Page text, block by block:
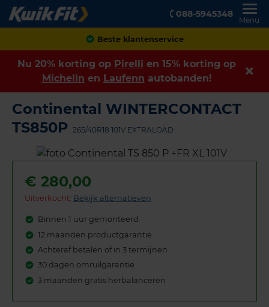
088-5945348
Menu
Achteraf betalen
Nu 20% korting op Pirelli en 15% korting op
Michelin en Laufenn autobanden!
Continental WINTERCONTACT
TS850P 265/40R18 101V EXTRALOAD
€ 280,00
Uitverkocht: Bekijk alternatieven
Binnen 1 uur gemonteerd
12 maanden productgarantie
Achteraf betalen of in 3 termijnen
30 dagen omruilgarantie
3 maanden gratis herbalanceren